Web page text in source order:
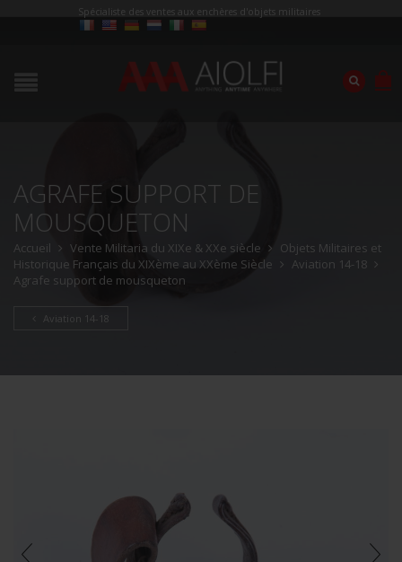
Spécialiste des ventes aux enchères d'objets militaires
AGRAFE SUPPORT DE
MOUSQUETON
Accueil Vente Militaria du XIXe & XXe siècle
Objets Militaires et
Historique Français du XIXème au XXème Siècle
Aviation 14-18
Agrafe support de mousqueton
Aviation 14-18